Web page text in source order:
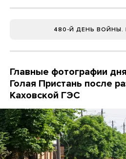
480-Й ДЕНЬ ВОЙНЫ.
Главные фотографии
Голая Пристань после
Каховской ГЭС